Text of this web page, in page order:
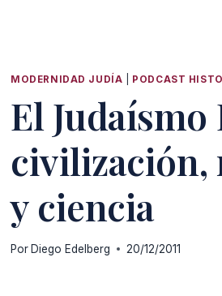
MODERNIDAD JUDÍA PODCAST
El
civilización,
y ciencia
Por Diego Edelberg 20/12/2011